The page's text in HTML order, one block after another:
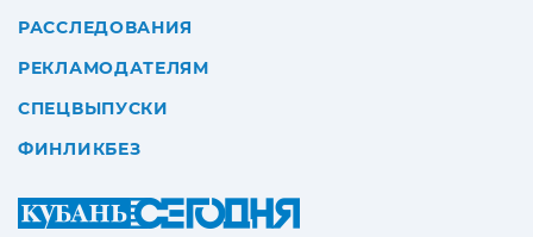
РАССЛЕДОВАНИЯ
РЕКЛАМОДАТЕЛЯМ
СПЕЦВЫПУСКИ
ФИНЛИКБЕЗ